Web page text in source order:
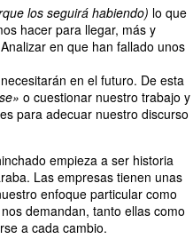
los seguirá habiendo) lo que
hacer para llegar, más y
en que han fallado unos
en el futuro. De esta
o cuestionar nuestro trabajo y
para adecuar nuestro discurso
empieza a ser historia
Las empresas tienen unas
enfoque particular como
demandan, tanto ellas como
a cada cambio.